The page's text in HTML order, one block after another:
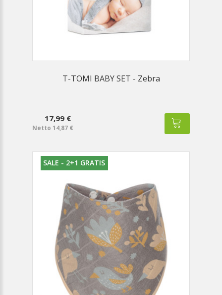
T-TOMI BABY SET - Zebra
17,99 €
Netto 14,87 €
SALE - 2+1 GRATIS